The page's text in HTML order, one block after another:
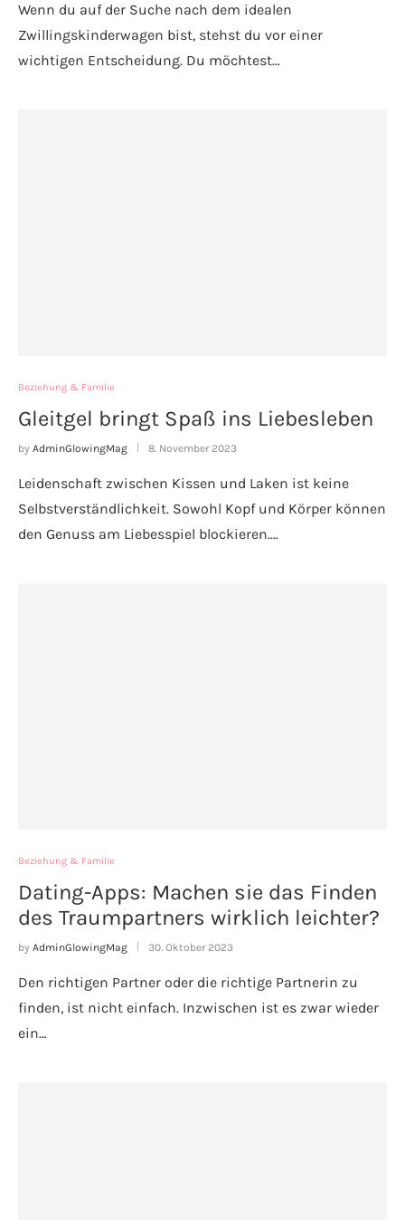
Wenn du auf der Suche nach dem idealen
Zwillingskinderwagen bist, stehst du vor einer
wichtigen Entscheidung. Du möchtest…
Beziehung & Familie
Gleitgel bringt Spaß ins Liebesleben
by AdminGlowingMag 8. November 2023
Leidenschaft zwischen Kissen und Laken ist keine
Selbstverständlichkeit. Sowohl Kopf und Körper können
den Genuss am Liebesspiel blockieren.…
Beziehung & Familie
Dating-Apps: Machen sie das Finden
des Traumpartners wirklich leichter?
by AdminGlowingMag 30. Oktober 2023
Den richtigen Partner oder die richtige Partnerin zu
finden, ist nicht einfach. Inzwischen ist es zwar wieder
ein…